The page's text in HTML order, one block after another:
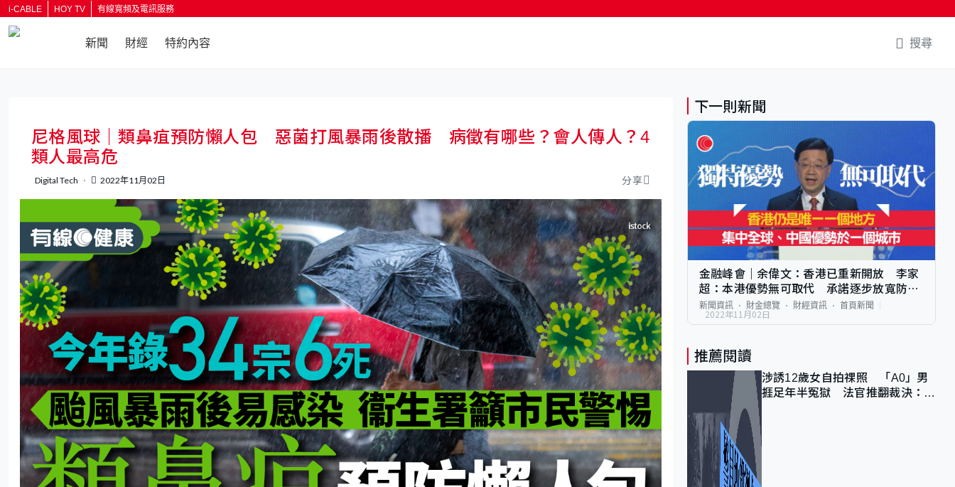
i-CABLE HOY TV 有線寬頻及電訊服務
新聞 財經 特約內容 搜尋
尼格風球｜類鼻疽預防懶人包 惡菌打風暴雨後散播 病徵有哪些？會人傳人？4
類人最高危
Digital Tech 2022年11月02日 分享
下一則新聞
金融峰會｜余偉文：香港已重新開放 李家
超：本港優勢無可取代 承諾逐步放寬防疫
措施
新聞資訊 財金總覽 財經資訊 首頁新聞
2022年11月02日
推薦閱讀
涉誘12歲女自拍祼照 「A0」男
捱足年半冤獄 法官推翻裁決：抄